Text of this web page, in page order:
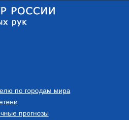
по городам мира
прогнозы